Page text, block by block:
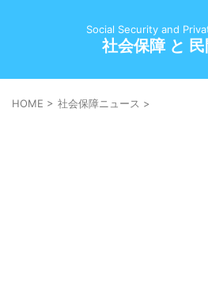
Social Security and
社会保障 と
HOME > 社会保障ニュース >